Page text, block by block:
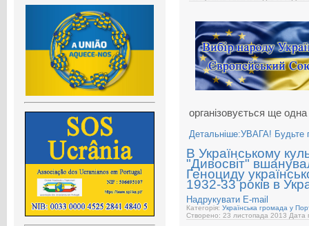
організовується ще
Детальніше:УВАГА! Будьте
В Українському
"Дивосвіт"
Геноциду
1932-33 років в
Надрукувати E-mail
Категорія: Українська громада у
Створено: 23 листопада 2013 Дата